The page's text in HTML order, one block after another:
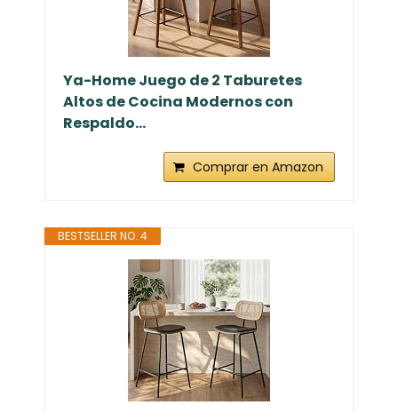
Ya-Home Juego de 2 Taburetes
Altos de Cocina Modernos con
Respaldo...
Comprar en Amazon
BESTSELLER NO. 4